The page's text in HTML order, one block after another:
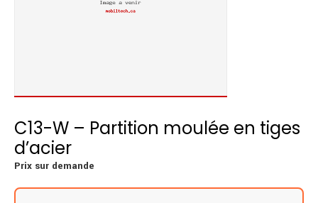
C13-W – Partition moulée en tiges
d’acier
Prix sur demande